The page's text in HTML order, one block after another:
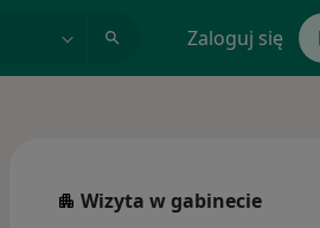
Zaloguj się
Wizyta w gabinecie
Wizyta w gabinecie